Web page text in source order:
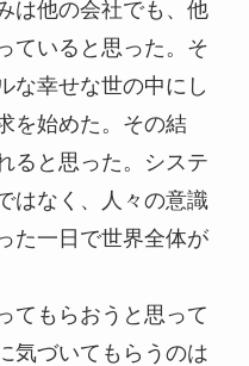
は他の会社でも、他
ていると思った。そ
な幸せな世の中にし
を始めた。その結
ると思った。システ
はなく、人々の意識
た一日で世界全体が
てもらおうと思って
気づいてもらうのは